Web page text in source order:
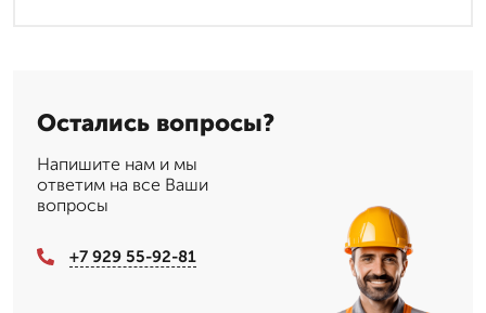
Остались вопросы?
Напишите нам и мы
ответим на все Ваши
вопросы
+7 929 55-92-81